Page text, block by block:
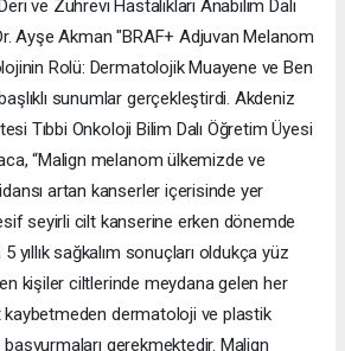
ve Zührevi Hastalıkları Anabilim Dalı
Ayşe Akman "BRAF+ Adjuvan Melanom
Rolü: Dermatolojik Muayene ve Ben
sunumlar gerçekleştirdi. Akdeniz
Tıbbi Onkoloji Bilim Dalı Öğretim Üyesi
“Malign melanom ülkemizde ve
artan kanserler içerisinde yer
seyirli cilt kanserine erken dönemde
yıllık sağkalım sonuçları oldukça yüz
kişiler ciltlerinde meydana gelen her
dermatoloji ve plastik
gerekmektedir. Malign